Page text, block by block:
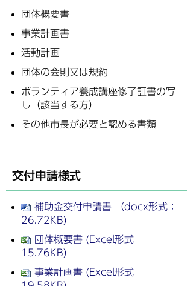
団体概要書
事業計画書
活動計画
団体の会則又は規約
ボランティア養成講座修了証書の写
し（該当する方）
その他市長が必要と認める書類
交付申請様式
補助金交付申請書 （docx形式：
26.72KB)
団体概要書 (Excel形式
15.76KB)
事業計画書 (Excel形式